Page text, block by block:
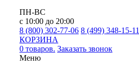
ПН-ВС
с 10:00 до 20:00
8 (800) 302-77-06 8 (499) 348-15-11
КОРЗИНА
0 товаров. Заказать звонок
Меню